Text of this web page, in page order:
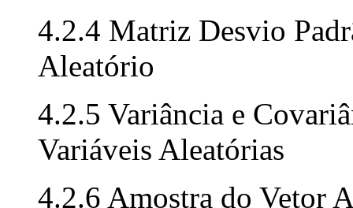
4.2.4 Matriz Desvio
Aleatório
4.2.5 Variância e
Variáveis Aleatórias
4.2.6 Amostra do Vetor